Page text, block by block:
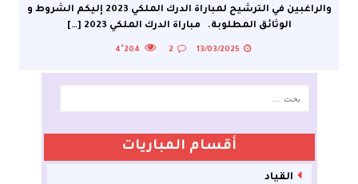
والراغبين في الترشيح لمباراة الدرك الملكي 2023 إليكم الشروط و
الوثائق المطلوبة. مباراة الدرك الملكي 2023
[…]
13/03/2025
2 4٬204
أقسام المباريات
القياد